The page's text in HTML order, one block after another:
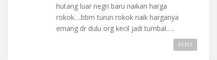
hutang luar negri baru naikan harga
rokok….bbm turun rokok naik harganya
emang dr dulu org kecil jadi tumbal…..
REPLY